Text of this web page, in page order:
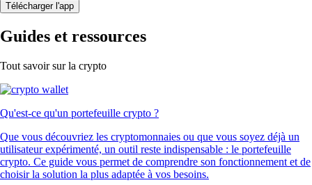
Télécharger l'app
Guides et ressources
Tout savoir sur la crypto
Qu'est-ce qu'un portefeuille crypto ?
Que vous découvriez les cryptomonnaies ou que vous soyez déjà un
utilisateur expérimenté, un outil reste indispensable : le portefeuille
crypto. Ce guide vous permet de comprendre son fonctionnement et de
choisir la solution la plus adaptée à vos besoins.